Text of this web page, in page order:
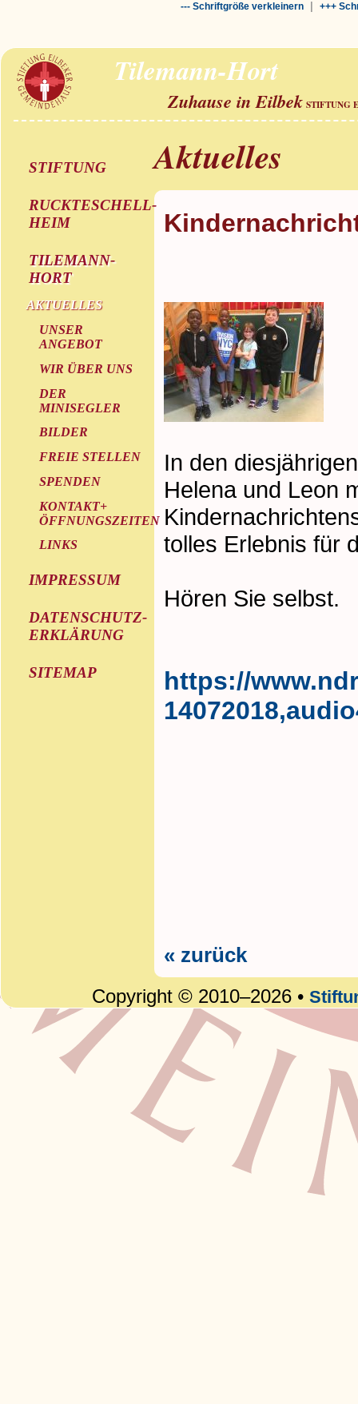
--- Schriftgröße verkleinern| +++
Tilemann-Hort
Zuhause in Eilbek STIFTUNG
STIFTUNG
RUCKTESCHELL-
HEIM
TILEMANN-
HORT
AKTUELLES
UNSER
ANGEBOT
WIR ÜBER UNS
DER
MINISEGLER
BILDER
FREIE STELLEN
SPENDEN
KONTAKT+
ÖFFNUNGSZEITEN
LINKS
IMPRESSUM
DATENSCHUTZ-
ERKLÄRUNG
SITEMAP
Aktuelles
In den
Helena und Leon
tolles Erlebnis für
Hören Sie selbst.
https://
« zurück
Copyright © 2010–2026 •